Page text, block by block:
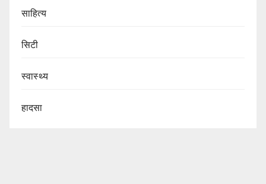
साहित्य
सिटी
स्वास्थ्य
हादसा